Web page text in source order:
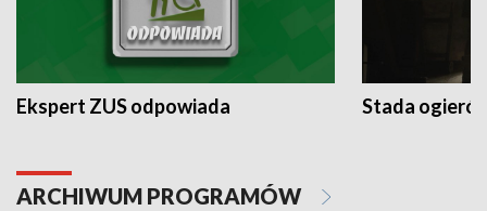
Ekspert ZUS odpowiada Stada
ARCHIWUM PROGRAMÓW